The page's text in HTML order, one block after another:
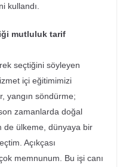
kullandı.
mutluluk tarif
seçtiğini söyleyen
içi eğitimimizi
yangın söndürme;
zamanlarda doğal
de ülkeme, dünyaya bir
Açıkçası
memnunum. Bu işi canı